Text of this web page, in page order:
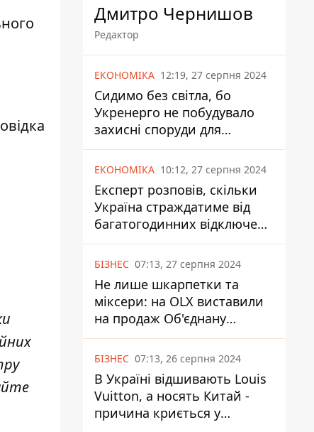
Дмитро Чернишов
Редактор
ЕКОНОМІКА 12:19, 27 серпня 2024
Сидимо без світла, бо
Укренерго не побудувало
захисні споруди для
енергетики - нардеп
Кучеренко
ЕКОНОМІКА 10:12, 27 серпня 2024
Експерт розповів, скільки
Україна страждатиме від
багатогодинних відключень
світла
БІЗНЕС 07:13, 27 серпня 2024
Не лише шкарпетки та
міксери: на OLX виставили
на продаж Об'єднану
Гірнично-Хімічну Компанію
за багато мільярдів
БІЗНЕС 07:13, 26 серпня 2024
В Україні відшивають Louis
Vuitton, а носять Китай -
причина криється у